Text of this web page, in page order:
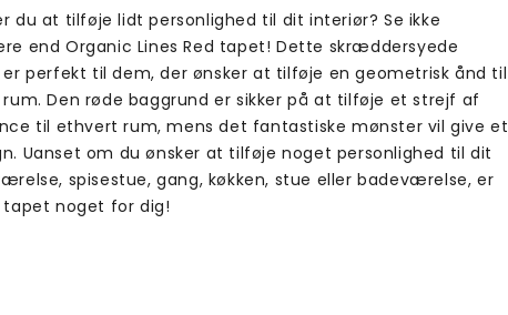
du at tilføje lidt personlighed til dit interiør? Se ikke
end Organic Lines Red tapet! Dette skræddersyede
perfekt til dem, der ønsker at tilføje en geometrisk ånd til
rum. Den røde baggrund er sikker på at tilføje et strejf af
til ethvert rum, mens det fantastiske mønster vil give et
Uanset om du ønsker at tilføje noget personlighed til dit
spisestue, gang, køkken, stue eller badeværelse, er
noget for dig!